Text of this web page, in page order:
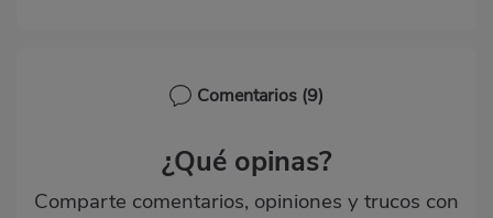
Comentarios (9)
¿Qué opinas?
Comparte comentarios, opiniones y trucos con